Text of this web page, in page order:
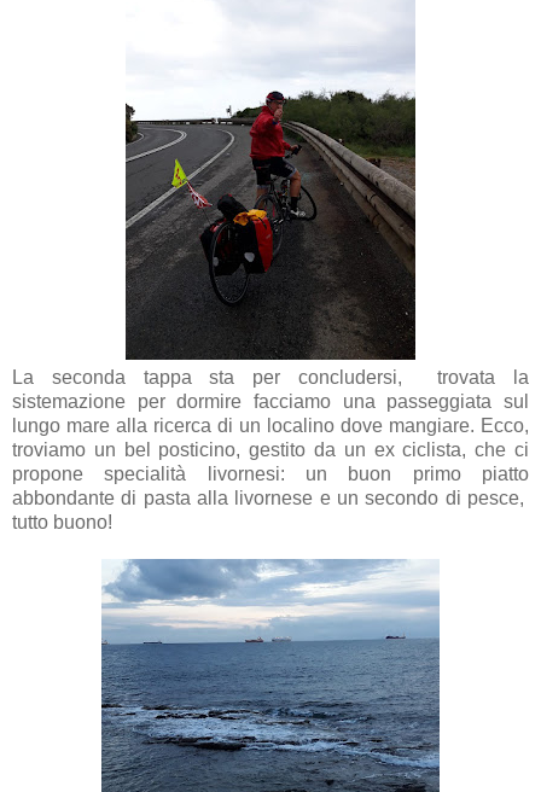
La seconda tappa sta per concludersi, trovata la
sistemazione per dormire facciamo una passeggiata sul
lungo mare alla ricerca di un localino dove mangiare. Ecco,
troviamo un bel posticino, gestito da un ex ciclista, che ci
propone specialità livornesi: un buon primo piatto
abbondante di pasta alla livornese e un secondo di pesce,
tutto buono!